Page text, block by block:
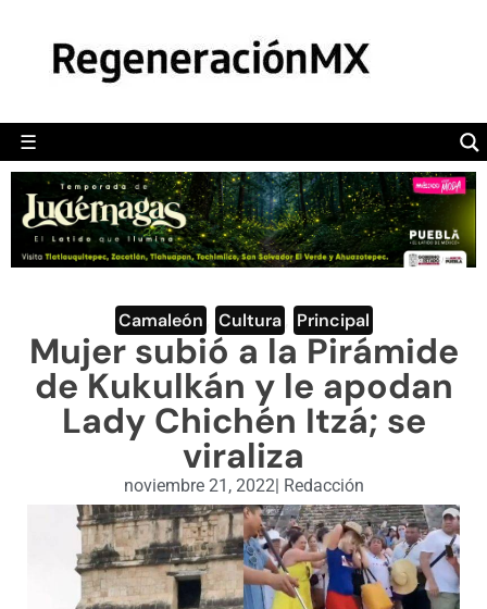
☰
POLÍTICA
CAMALEÓN
OPINIÓN
DEPORTES
ENGLISH SECTION
VIDEOS
Camaleón Cultura Principal
Mujer subió a la Pirámide
de Kukulkán y le apodan
Lady Chichén Itzá; se
viraliza
noviembre 21, 2022| Redacción